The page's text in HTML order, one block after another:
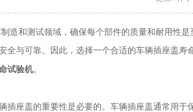
和测试领域，确保每个部件的质量和耐用性是
全与可靠。因此，选择一个合适的车辆插座盖
试验机。
座盖的重要性是必要的。车辆插座盖通常用于